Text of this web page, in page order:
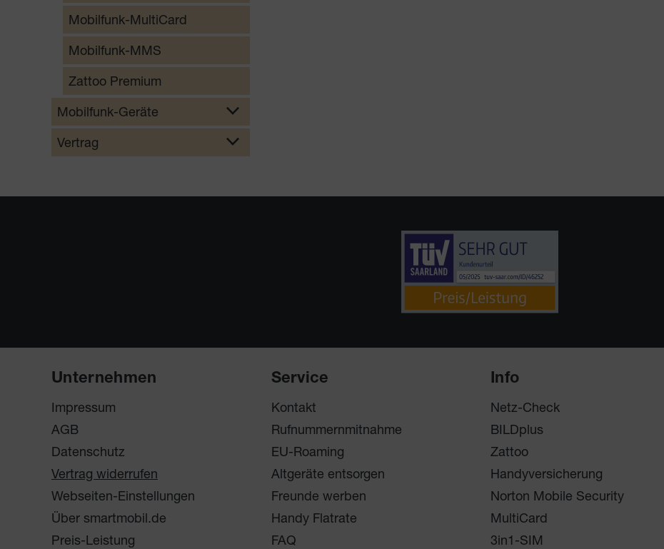
Mobilfunk-MultiCard
Mobilfunk-MMS
Zattoo Premium
Mobilfunk-Geräte
Vertrag
Unternehmen
Impressum
AGB
Datenschutz
Vertrag widerrufen
Webseiten-Einstellungen
Über smartmobil.de
Preis-Leistung
Service
Kontakt
Rufnummernmitnahme
EU-Roaming
Altgeräte entsorgen
Freunde werben
Handy Flatrate
FAQ
Info
Netz-Check
BILDplus
Zattoo
Handyversicherung
Norton Mobile Security
MultiCard
3in1-SIM